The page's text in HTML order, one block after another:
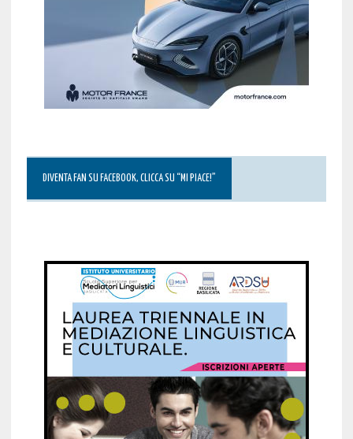
DIVENTA FAN SU FACEBOOK, CLICCA SU “MI PIACE!”